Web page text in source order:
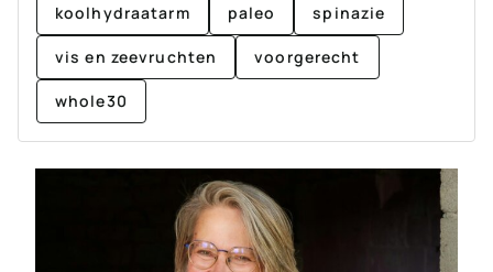
koolhydraatarm paleo spinazie
vis en zeevruchten voorgerecht
whole30